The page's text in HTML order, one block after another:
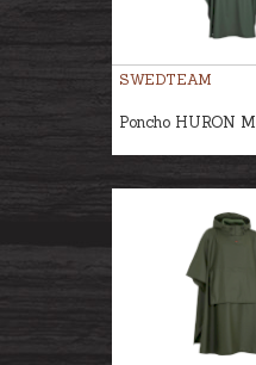
SWEDTEAM
Poncho HURON M